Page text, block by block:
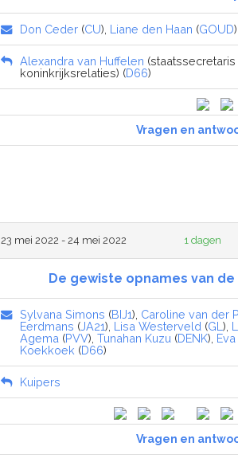
Don Ceder (CU), Liane den Haan (GOUD),
Alexandra van Huffelen
koninkrijksrelaties) (D66)
Vragen en
23 mei 2022 - 24 mei 2022 1 dagen
De gewiste opnames van
Sylvana Simons (BIJ1), Caroline van der
Eerdmans (JA21), Lisa Westerveld (GL ),
Agema (PVV), Tunahan Kuzu (DENK),
Koekkoek (D66)
Kuipers
Vragen en